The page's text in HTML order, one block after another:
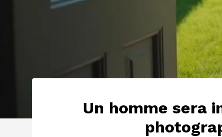
Un homme sera